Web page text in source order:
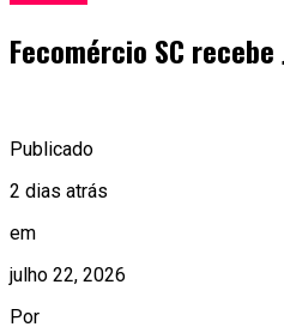
Fecomércio SC
Publicado
2 dias atrás
em
julho 22, 2026
Por